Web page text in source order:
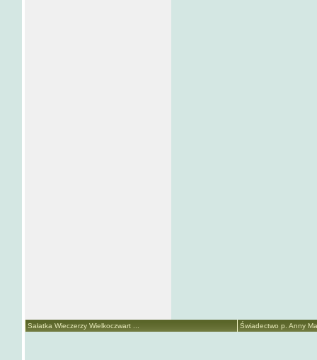
Sałatka Wieczerzy Wielkoczwart ... Świadectwo p. Anny